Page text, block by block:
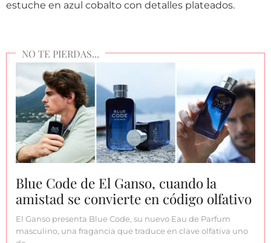
estuche en azul cobalto con detalles plateados.
Blue Code de El Ganso, cuando la
amistad se convierte en código olfativo
El Ganso presenta Blue Code, su nuevo Eau de Parfum
masculino, una fragancia que traduce en clave olfativa uno